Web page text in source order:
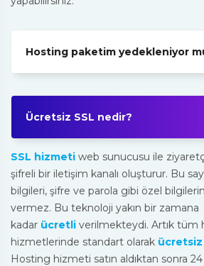
Hosting paketim yedekleniyor
Ücretsiz SSL nedir?
SSL hizmeti web sunucusu ile
şifreli bir iletişim kanalı oluşturur. Bu
bilgileri, şifre ve parola gibi özel
vermez. Bu teknoloji yakın bir zamana
kadar ücretli verilmekteydi. Artık tüm
hizmetlerinde standart olarak ücretsiz
Hosting hizmeti satın aldıktan sonra